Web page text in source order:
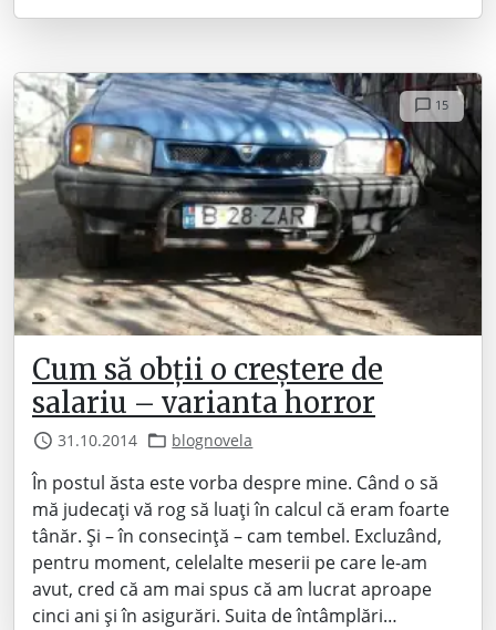
15
Cum să obții o creștere de
salariu – varianta horror
31.10.2014 blognovela
În postul ăsta este vorba despre mine. Când o să
mă judecați vă rog să luați în calcul că eram foarte
tânăr. Și – în consecință – cam tembel. Excluzând,
pentru moment, celelalte meserii pe care le-am
avut, cred că am mai spus că am lucrat aproape
cinci ani și în asigurări. Suita de întâmplări…